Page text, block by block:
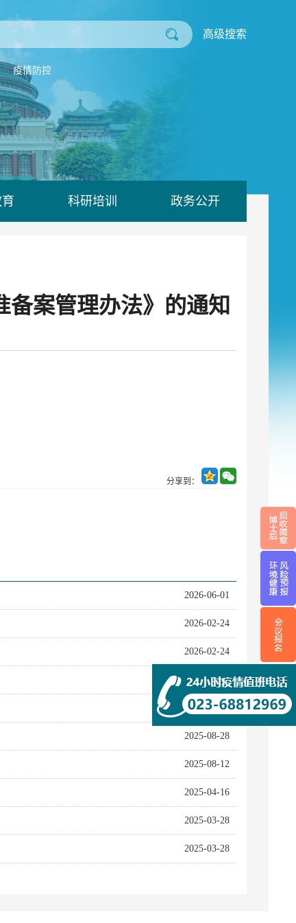
高级搜索
疫情防控
科研培训 政务公开
案管理办法》的通知
分享到：
2026-06-01
2026-02-24
2026-02-24
2025-09-18
2025-08-28
2025-08-28
2025-08-12
2025-04-16
2025-03-28
2025-03-28